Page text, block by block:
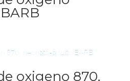
oxigeno 870,